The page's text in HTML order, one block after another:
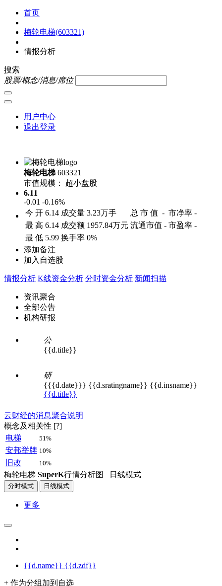
首页
梅轮电梯(603321)
情报分析
搜索
股票/概念/消息/席位
用户中心
退出登录
梅轮电梯 603321
市值规模：
超小盘股
6.11
-0.01 -0.16%
今 开 6.14 成交量 3.23万手 总 市 值 - 市净率 -
最 高 6.14 成交额 1957.84万元 流通市值 - 市盈率 -
最 低 5.99 换手率 0%
添加备注
加入自选股
情报分析 K线资金分析 分时资金分析 新闻扫描
资讯聚合
全部公告
机构研报
公
{{d.title}}
研
{{{d.date}}} {{d.sratingname}} {{d.insname}}
{{d.title}}
云财经的消息聚合说明
概念及相关性 [?]
电梯
51%
安邦举牌 10%
旧改 10%
梅轮电梯 SuperK行情分析图 日线模式
分时模式 日线模式
更多
{{d.name}} {{d.zdf}}
+ 作为分组加到自选